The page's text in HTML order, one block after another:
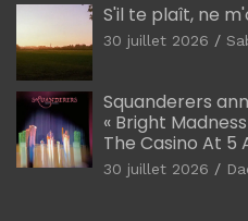
S'il te plaît, ne
30 juillet 2026
Squanderers
« Bright
The Casino At 5
30 juillet 2026